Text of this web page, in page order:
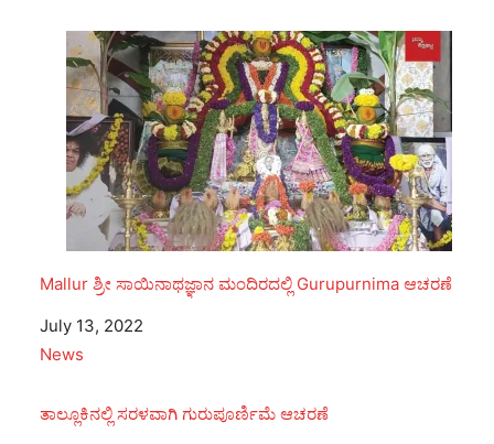
Mallur ಶ್ರೀ ಸಾಯಿನಾಥಜ್ಞಾನ ಮಂದಿರದಲ್ಲಿ Gurupurnima ಆಚರಣೆ
Date
July 13, 2022
In relation to
News
ತಾಲ್ಲೂಕಿನಲ್ಲಿ ಸರಳವಾಗಿ ಗುರುಪೂರ್ಣಿಮೆ ಆಚರಣೆ